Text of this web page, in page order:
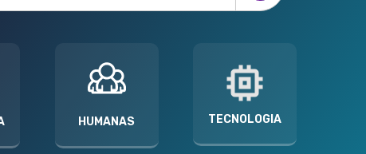
HUMANAS TECNOLOGIA